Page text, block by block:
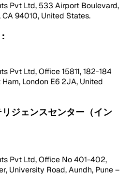
Pvt Ltd, 533 Airport Boulevard,
94010, United States.
Pvt Ltd, Office 15811, 182-184
London E6 2JA, United
ジェンスセンター（イン
Pvt Ltd, Office No 401-402,
University Road, Aundh, Pune –